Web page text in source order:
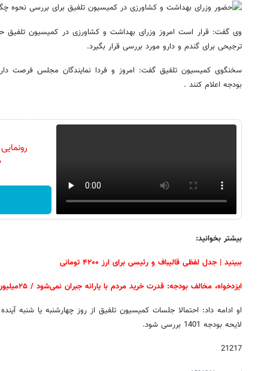
وی گفت: قرار است امروز وزرای بهداشت و کشاورزی در کمیسیون
ترجیحی برای گندم و دارو مورد بررسی قرار بگیرد.
سخنگوی کمیسیون تلفیق گفت: امروز و فردا نمایندگان مجلس فرصت
بودجه اعلام کنند .
بیشتر بخوانید:
ببینید | جدل لفظی قالیباف و رئیسی برای ارز ۴۲۰۰ تومانی
ایزدخواه، مخالف بودجه: قدرت خرید مردم با یارانه جبران نمی‌شود / ۲۵میلیون نفر زیر خط فقر هستند
او ادامه داد: احتمالا جلسات کمیسیون تلفیق از روز چهارشنبه یا شنبه
لایحه بودجه 1401 بررسی شود.
21217